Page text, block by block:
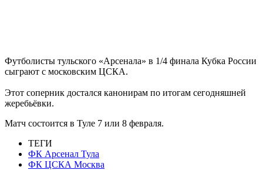
Футболисты тульского «Арсенала» в 1/4 финала Кубка России
сыграют с московским ЦСКА.
Этот соперник достался канонирам по итогам сегодняшней
жеребьёвки.
Матч состоится в Туле 7 или 8 февраля.
ТЕГИ
ФК Арсенал Тула
ФК ЦСКА Москва